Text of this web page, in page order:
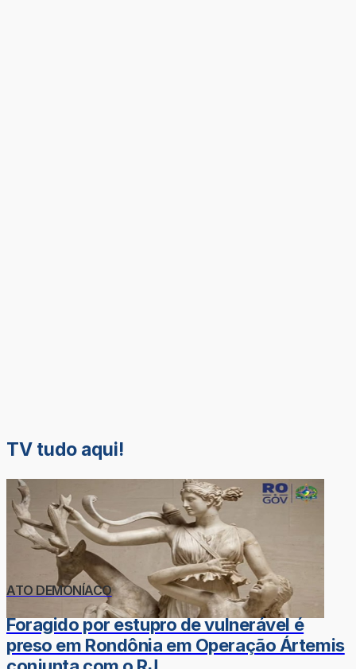
TV tudo aqui!
ATO DEMONÍACO
Foragido por estupro de vulnerável é
preso em Rondônia em Operação Ártemis